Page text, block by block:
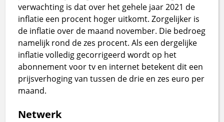
verwachting is dat over het gehele jaar 2021 de
inflatie een procent hoger uitkomt. Zorgelijker is
de inflatie over de maand november. Die bedroeg
namelijk rond de zes procent. Als een dergelijke
inflatie volledig gecorrigeerd wordt op het
abonnement voor tv en internet betekent dit een
prijsverhoging van tussen de drie en zes euro per
maand.
Netwerk